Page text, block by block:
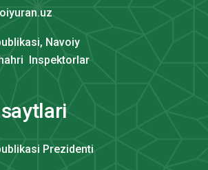
Navoiy
Inspektorlar
Prezidenti